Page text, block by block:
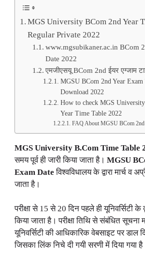
MGS University BCom 2nd Year
Regular Private 2022
www.mgsubikaner.ac.in BCom
Date 2022
एमजीएसयू BCom 2nd ईयर एग्जाम
MGSU BCom 2nd Year
Download 2022
How to check MGS
Year Time Table 2022
FAQ About MGSU BCom 2nd
MGS University B.Com Time Table
समय पूर्व ही जारी किया जाता है। MGSU
Exam Date विश्वविधालय के द्वारा मार्च व
जाता है।
परीक्षा से 15 से 20 दिन पहले ही यूनिवर्सिटी के
किया जाता है। परीक्षा तिथि से संबंधित सूचना
यूनिवर्सिटी की आधिकारिक वेबसाइट पर डाल
जिसका लिंक निचे दी गयी सरणी में दिया गया